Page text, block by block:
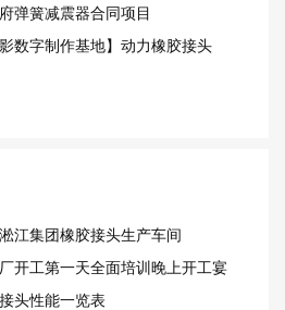
弹簧减震器合同项目
数字制作基地】动力橡胶接头
江集团橡胶接头生产车间
开工第一天全面培训晚上开工宴
头性能一览表